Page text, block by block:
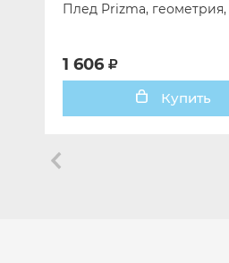
Плед Prizma,
1 606
Купить